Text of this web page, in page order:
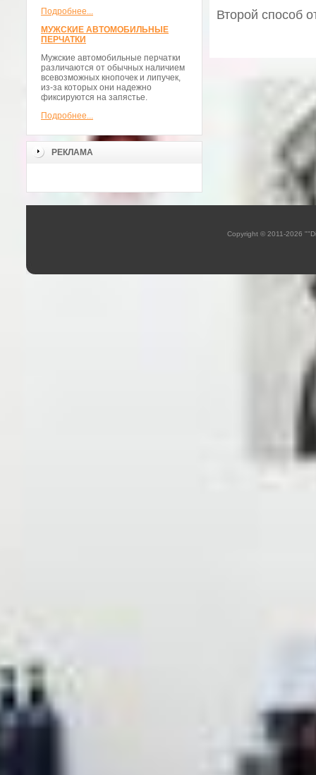
Подробнее...
МУЖСКИЕ АВТОМОБИЛЬНЫЕ
ПЕРЧАТКИ
Мужские автомобильные перчатки
различаются от обычных наличием
всевозможных кнопочек и липучек,
из-за которых они надежно
фиксируются на запястье.
Подробнее...
РЕКЛАМА
Второй способ
Copyright © 2011-2026